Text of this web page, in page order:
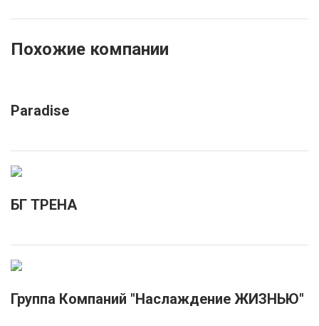
Похожие компании
Paradise
БГ ТРЕНА
Группа Компаний "Наслаждение ЖИЗНЬЮ"